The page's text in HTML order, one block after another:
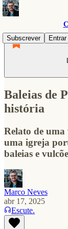
Subscrever
Entrar
Baleias de
história
Relato de
uma igreja
baleias e
Marco Neves
abr 17, 2025
Escute.